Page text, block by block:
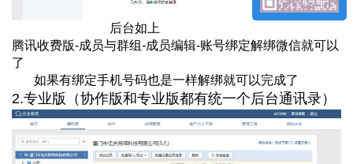
后台如上
腾讯收费版-成员与群组-成员编辑-账号绑定解绑微信就可以
了
如果有绑定手机号码也是一样解绑就可以完成了
2.专业版（协作版和专业版都有统一个后台通讯录）